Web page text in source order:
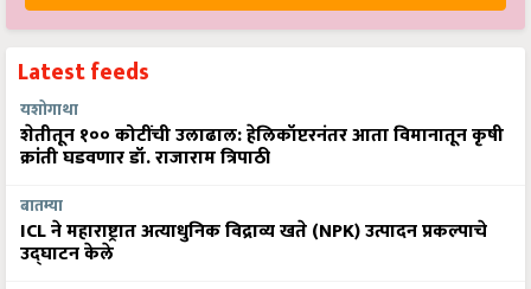
Latest feeds
यशोगाथा
शेतीतून १०० कोटींची उलाढाल: हेलिकॉप्टरनंतर आता विमानातून कृषी
क्रांती घडवणार डॉ. राजाराम त्रिपाठी
बातम्या
ICL ने महाराष्ट्रात अत्याधुनिक विद्राव्य खते (NPK) उत्पादन प्रकल्पाचे
उद्घाटन केले